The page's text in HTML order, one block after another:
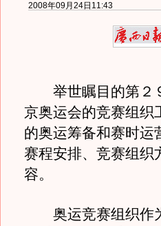
2008年09月24日11:43
举世瞩目的第２９
京奥运会的竞赛组织
的奥运筹备和赛时运
赛程安排、竞赛组织
容。
奥运竞赛组织作为